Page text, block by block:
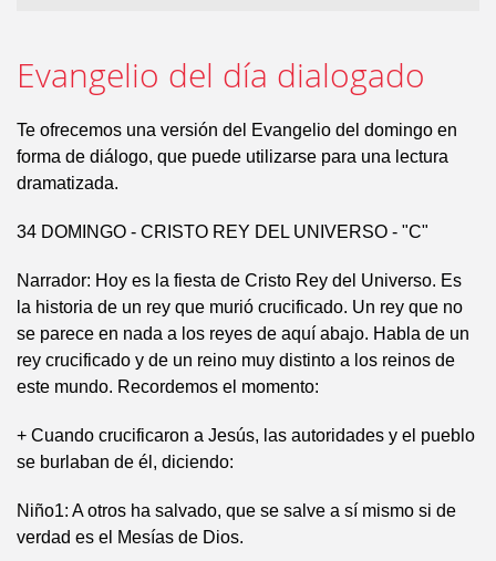
Evangelio del día dialogado
Te ofrecemos una versión del Evangelio del domingo en
forma de diálogo, que puede utilizarse para una lectura
dramatizada.
34 DOMINGO - CRISTO REY DEL UNIVERSO - "C"
Narrador: Hoy es la fiesta de Cristo Rey del Universo. Es
la historia de un rey que murió crucificado. Un rey que no
se parece en nada a los reyes de aquí abajo. Habla de un
rey crucificado y de un reino muy distinto a los reinos de
este mundo. Recordemos el momento:
+ Cuando crucificaron a Jesús, las autoridades y el pueblo
se burlaban de él, diciendo:
Niño1: A otros ha salvado, que se salve a sí mismo si de
verdad es el Mesías de Dios.